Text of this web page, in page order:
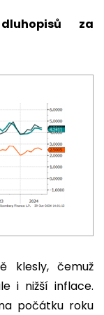
za
klesly, čemuž
i nižší inflace.
počátku roku